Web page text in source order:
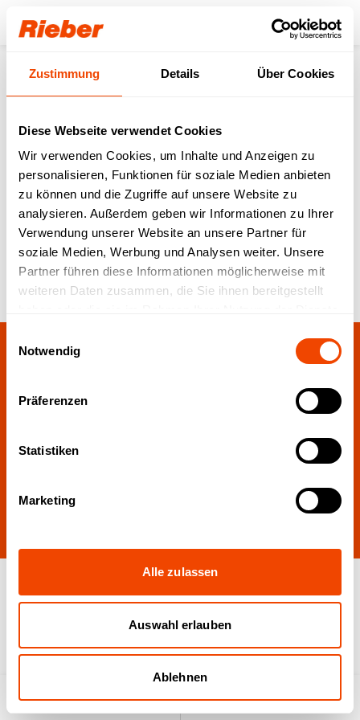
Zustimmung Details Über Cookies
Diese Webseite verwendet Cookies
Wir verwenden Cookies, um Inhalte und Anzeigen zu
personalisieren, Funktionen für soziale Medien anbieten
zu können und die Zugriffe auf unsere Website zu
analysieren. Außerdem geben wir Informationen zu Ihrer
Verwendung unserer Website an unsere Partner für
soziale Medien, Werbung und Analysen weiter. Unsere
Partner führen diese Informationen möglicherweise mit
weiteren Daten zusammen, die Sie ihnen bereitgestellt
Notwendig
Präferenzen
Statistiken
Marketing
Alle zulassen
Auswahl erlauben
Ablehnen
Login
Neue EU-
Verpackungsverordnung
(PPWR) setzt Mehrweg
konsequent durch
Pressemitteilungen
Presse-Paket
hier
Produktsuche Anfrageliste